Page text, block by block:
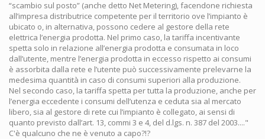
“scambio sul posto” (anche detto Net Metering), facendone richiesta
all’impresa distributrice competente per il territorio ove l’impianto è
ubicato o, in alternativa, possono cedere al gestore della rete
elettrica l’energia prodotta. Nel primo caso, la tariffa incentivante
spetta solo in relazione all’energia prodotta e consumata in loco
dall’utente, mentre l’energia prodotta in eccesso rispetto ai consumi
è assorbita dalla rete e l’utente può successivamente prelevarne la
medesima quantità in caso di consumi superiori alla produzione.
Nel secondo caso, la tariffa spetta per tutta la produzione, anche per
l’energia eccedente i consumi dell’utenza e ceduta sia al mercato
libero, sia al gestore di rete cui l’impianto è collegato, ai sensi di
quanto previsto dall’art. 13, commi 3 e 4, del d.lgs. n. 387 del 2003...."
C'è qualcuno che ne è venuto a capo?!?